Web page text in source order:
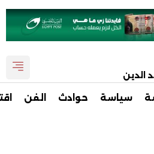
الدين
سياسة حوادث الفن